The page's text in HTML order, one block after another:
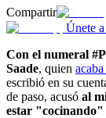
Compartir
Únete
Con el numeral
Saade, quien
escribió en su
de paso, acusó al
estar "cocinando"